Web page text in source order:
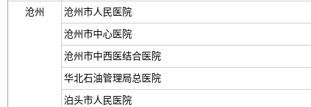
沧州
沧州市人民医院
沧州市中心医院
沧州市中西医结合医院
华北石油管理局总医院
泊头市人民医院